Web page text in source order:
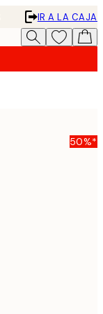
IR A LA CAJA
50%*